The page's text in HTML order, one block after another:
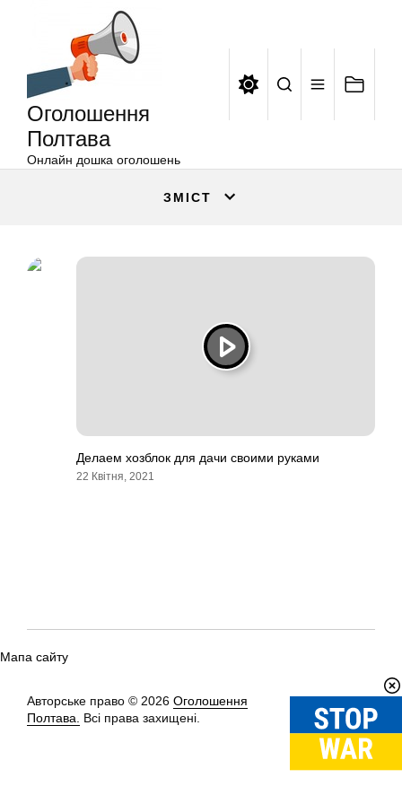
Оголошення
Полтава
Онлайн дошка оголошень
ЗМІСТ
Делаем хозблок для дачи своими руками
22 Квітня, 2021
Мапа сайту
Авторське право © 2026 Оголошення
Полтава.
Всі права захищені.
Вгору↑